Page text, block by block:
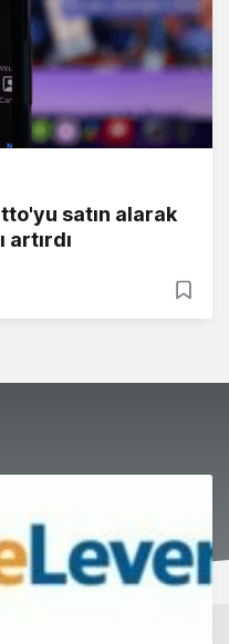
satın alarak
artırdı